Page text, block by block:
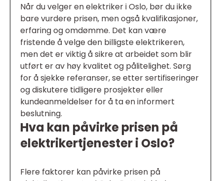
Når du velger en elektriker i Oslo, bør du ikke
bare vurdere prisen, men også kvalifikasjoner,
erfaring og omdømme. Det kan være
fristende å velge den billigste elektrikeren,
men det er viktig å sikre at arbeidet som blir
utført er av høy kvalitet og pålitelighet. Sørg
for å sjekke referanser, se etter sertifiseringer
og diskutere tidligere prosjekter eller
kundeanmeldelser for å ta en informert
beslutning.
Hva kan påvirke prisen på
elektrikertjenester i Oslo?
Flere faktorer kan påvirke prisen på